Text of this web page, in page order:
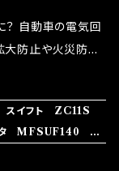
ンスの向上 ・アイ
ターボ車のターボ
ースだけでなく、
実証実験の上、 製
している為、空気
レートが接触する
ます。 ◇マジカル
ーズは放電防止効
このような効果を
？ 自動車の電気回
大防止や火災防止
を行っています。
れない欠点があり
スイフト ZC11S
タ MFSUF140 26